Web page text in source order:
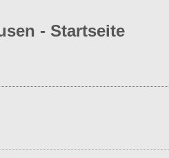
- Startseite